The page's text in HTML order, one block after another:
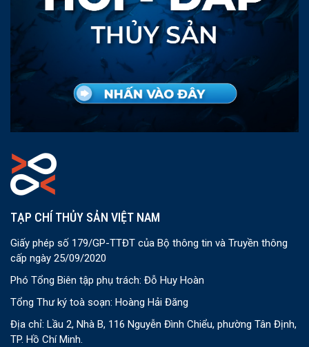
TẠP CHÍ THỦY SẢN VIỆT NAM
Giấy phép số 179/GP-TTĐT của Bộ thông tin và Truyền thông
cấp ngày 25/09/2020
Phó Tổng Biên tập phụ trách: Đỗ Huy Hoàn
Tổng Thư ký toà soạn: Hoàng Hải Đăng
Địa chỉ: Lầu 2, Nhà B, 116 Nguyễn Đình Chiểu, phường Tân Định,
TP. Hồ Chí Minh.